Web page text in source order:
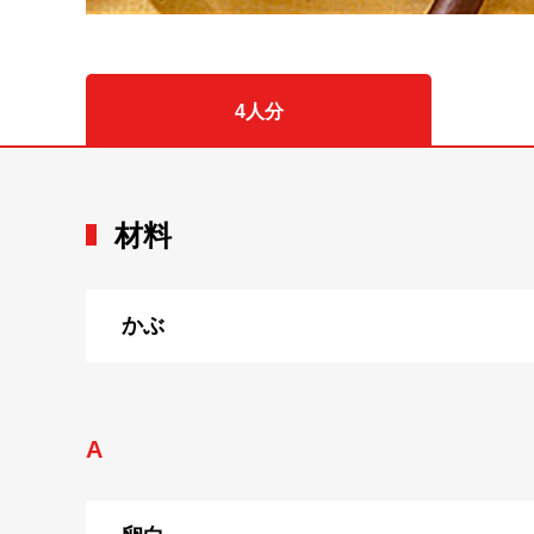
4人分
材料
かぶ
A